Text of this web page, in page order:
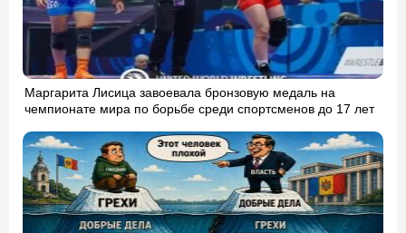
Маргарита Лисица завоевала бронзовую медаль на
чемпионате мира по борьбе среди спортсменов до 17 лет